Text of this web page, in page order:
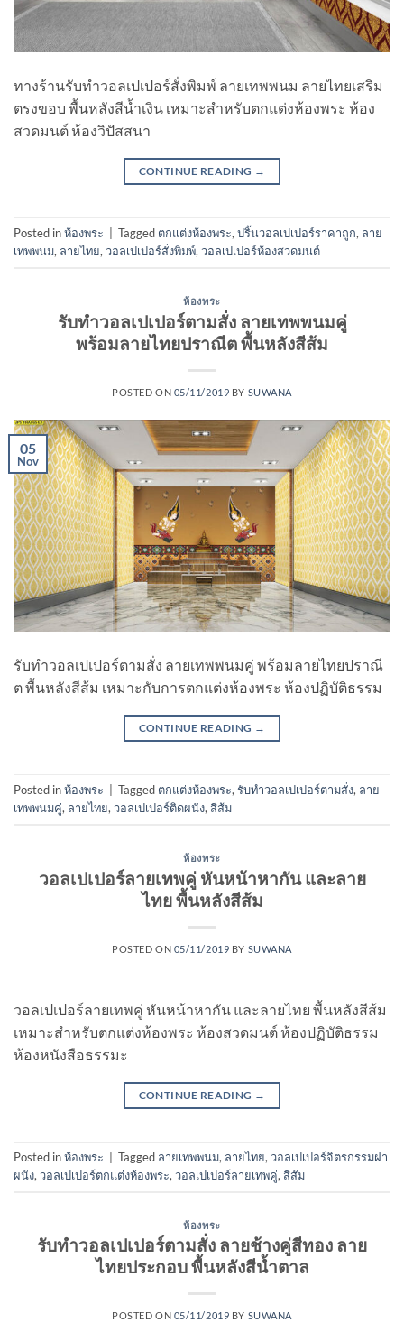
ทางร้านรับทำวอลเปเปอร์สั่งพิมพ์ ลายเทพพนม ลายไทยเสริม
ตรงขอบ พื้นหลังสีน้ำเงิน เหมาะสำหรับตกแต่งห้องพระ ห้อง
สวดมนต์ ห้องวิปัสสนา
CONTINUE READING →
Posted inห้องพระ Tagged ตกแต่งห้องพระ,ปริ้นวอลเปเปอร์ราคาถูก, ลาย
เทพพนม, ลายไทย,วอลเปเปอร์สั่งพิมพ์,วอลเปเปอร์ห้องสวดมนต์
ห้องพระ
รับทําวอลเปเปอร์ตามสั่ง ลายเทพพนมคู่
พร้อมลายไทยปราณีต พื้นหลังสีส้ม
POSTED ON 05/11/2019 BY SUWANA
05
Nov
รับทําวอลเปเปอร์ตามสั่ง ลายเทพพนมคู่ พร้อมลายไทยปราณี
ต พื้นหลังสีส้ม เหมาะกับการตกแต่งห้องพระ ห้องปฏิบัติธรรม
CONTINUE READING →
Posted inห้องพระ Tagged ตกแต่งห้องพระ,รับทําวอลเปเปอร์ตามสั่ง, ลาย
เทพพนมคู่, ลายไทย,วอลเปเปอร์ติดผนัง, สีส้ม
ห้องพระ
วอลเปเปอร์ลายเทพคู่ หันหน้าหากัน และลาย
ไทย พื้นหลังสีส้ม
POSTED ON 05/11/2019 BY SUWANA
วอลเปเปอร์ลายเทพคู่ หันหน้าหากัน และลายไทย พื้นหลังสีส้ม
เหมาะสำหรับตกแต่งห้องพระ ห้องสวดมนต์ ห้องปฏิบัติธรรม
ห้องหนังสือธรรมะ
CONTINUE READING →
Posted inห้องพระ Tagged ลายเทพพนม, ลายไทย, วอลเปเปอร์จิตรกรรมฝา
ผนัง, วอลเปเปอร์ตกแต่งห้องพระ, วอลเปเปอร์ลายเทพคู่, สีสัม
ห้องพระ
รับทําวอลเปเปอร์ตามสั่ง ลายช้างคู่สีทอง ลาย
ไทยประกอบ พื้นหลังสีน้ำตาล
POSTED ON 05/11/2019 BY SUWANA